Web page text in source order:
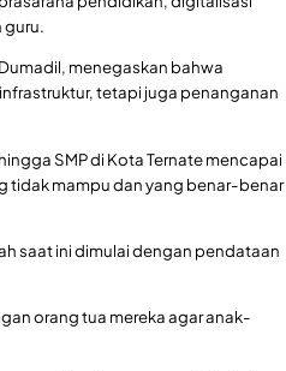
guru.
menegaskan bahwa
tetapi juga penanganan
SMP di Kota Ternate mencapai
tidak mampu dan yang benar-benar
saat ini dimulai dengan pendataan
orang tua mereka agar anak-